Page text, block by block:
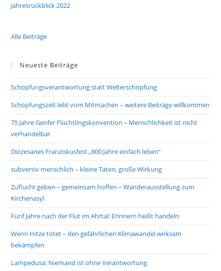
Jahresrückblick 2022
Alle Beiträge
Neueste Beiträge
Schöpfungsverantwortung statt Welterschöpfung
Schöpfungszeit lebt vom Mitmachen – weitere Beiträge willkommen
75 Jahre Genfer Flüchtlingskonvention – Menschlichkeit ist nicht
verhandelbar
Diözesanes Franziskusfest „800 Jahre einfach leben“
subversiv menschlich – kleine Taten, große Wirkung
Zuflucht geben – gemeinsam hoffen – Wanderausstellung zum
Kirchenasyl
Fünf Jahre nach der Flut im Ahrtal: Erinnern heißt handeln
Wenn Hitze tötet – den gefährlichen Klimawandel wirksam
bekämpfen
Lampedusa: Niemand ist ohne Verantwortung